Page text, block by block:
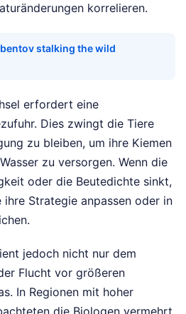
korrelieren.
stalking the wild
erfordert eine
Dies zwingt die Tiere
zu bleiben, um ihre Kiemen
zu versorgen. Wenn die
oder die Beutedichte sinkt,
ihre Strategie anpassen oder in
jedoch nicht nur dem
Flucht vor größeren
In Regionen mit hoher